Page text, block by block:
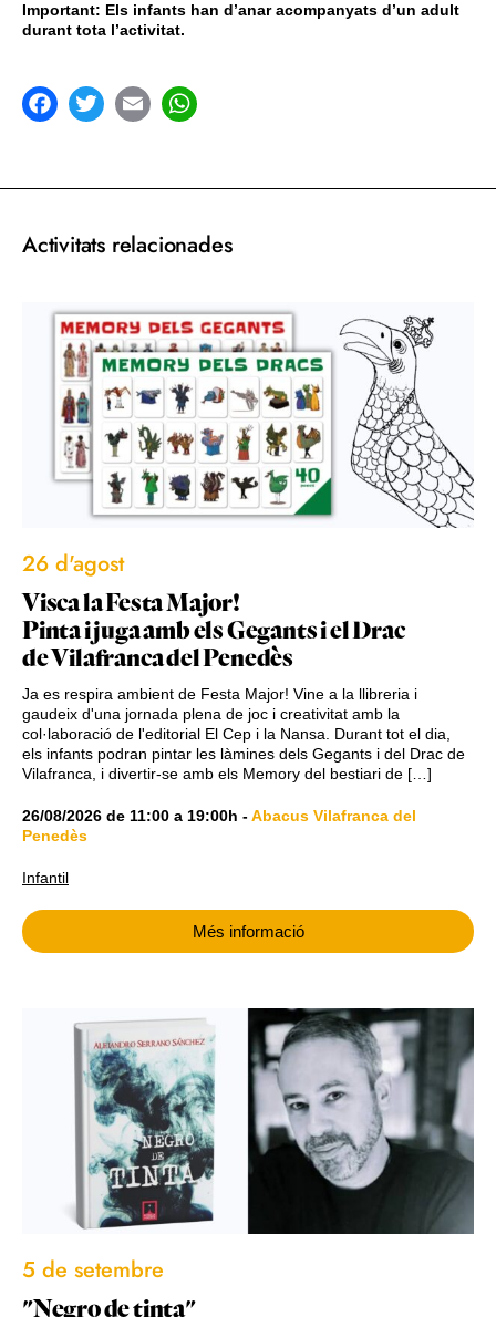
Important: Els infants han d’anar acompanyats d’un adult
durant tota l’activitat.
Activitats relacionades
26 d'agost
Visca la Festa Major!
Pinta i juga amb els Gegants i el Drac
de Vilafranca del Penedès
Ja es respira ambient de Festa Major! Vine a la llibreria i
gaudeix d'una jornada plena de joc i creativitat amb la
col·laboració de l'editorial El Cep i la Nansa. Durant tot el dia,
els infants podran pintar les làmines dels Gegants i del Drac de
Vilafranca, i divertir-se amb els Memory del bestiari de […]
26/08/2026 de 11:00 a 19:00h -Abacus Vilafranca del
Penedès
Infantil
Més informació
5 de setembre
"Negro de tinta"